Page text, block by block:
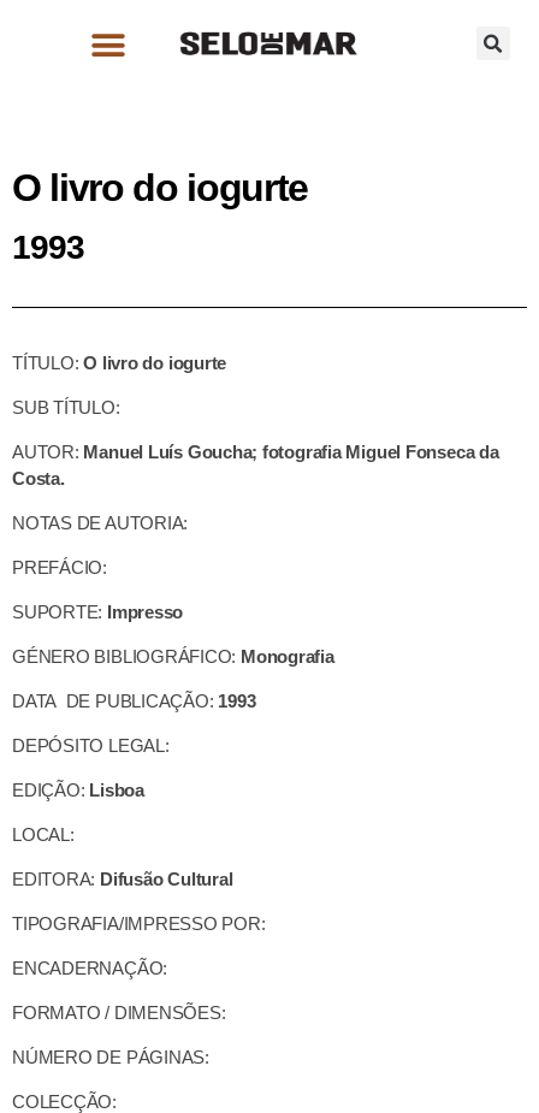
O livro do iogurte
1993
TÍTULO:O livro do iogurte
SUB TÍTULO:
AUTOR: Manuel Luís Goucha; fotografia Miguel Fonseca da
Costa.
NOTAS DE AUTORIA:
PREFÁCIO:
SUPORTE: Impresso
GÉNERO BIBLIOGRÁFICO: Monografia
DATA DE PUBLICAÇÃO: 1993
DEPÓSITO LEGAL:
EDIÇÃO: Lisboa
LOCAL:
EDITORA: Difusão Cultural
TIPOGRAFIA/IMPRESSO POR:
ENCADERNAÇÃO:
FORMATO / DIMENSÕES:
NÚMERO DE PÁGINAS:
COLECÇÃO: